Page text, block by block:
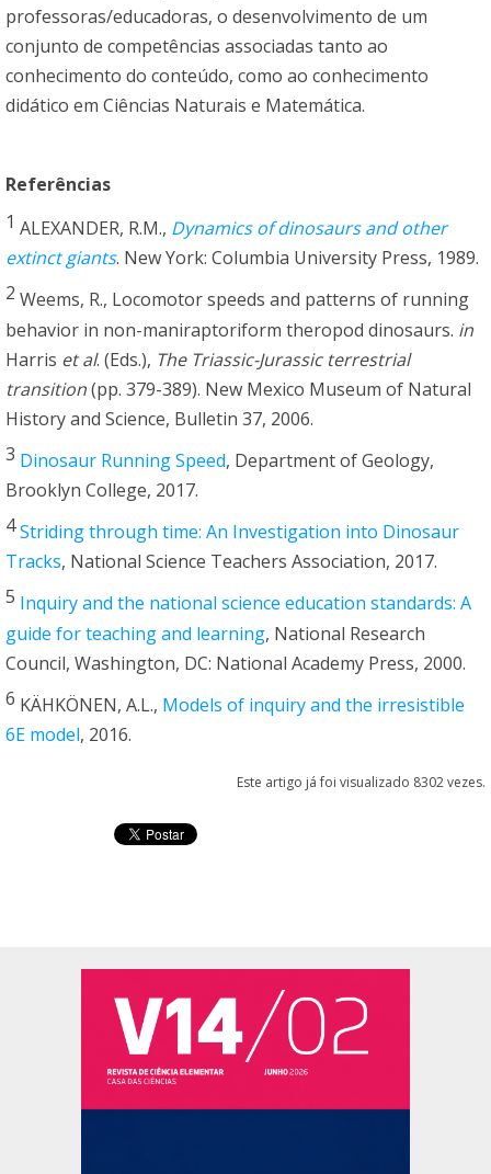
professoras/educadoras, o desenvolvimento de um
conjunto de competências associadas tanto ao
conhecimento do conteúdo, como ao conhecimento
didático em Ciências Naturais e Matemática.
Referências
1 ALEXANDER, R.M., Dynamics of dinosaurs and other
extinct giants. New York: Columbia University Press, 1989.
2 Weems, R., Locomotor speeds and patterns of running
behavior in non-maniraptoriform theropod dinosaurs. in
Harris et al. (Eds.), The Triassic-Jurassic terrestrial
transition(pp. 379-389). New Mexico Museum of Natural
History and Science, Bulletin 37, 2006.
3 Dinosaur Running Speed, Department of Geology,
Brooklyn College, 2017.
4Striding through time: An Investigation into Dinosaur
Tracks, National Science Teachers Association, 2017.
5 Inquiry and the national science education standards: A
guide for teaching and learning, National Research
Council, Washington, DC: National Academy Press, 2000.
6 KÄHKÖNEN, A.L., Models of inquiry and the irresistible
6E model, 2016.
Este artigo já foi visualizado 8302 vezes.